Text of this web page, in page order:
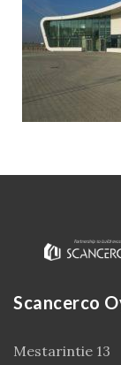
Scancerco
Mestarintie 13